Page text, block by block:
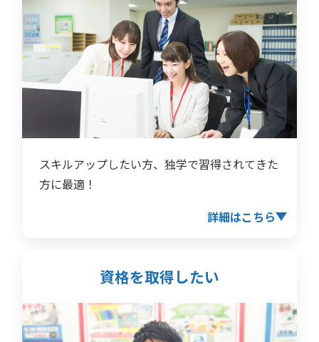
スキルアップしたい方、独学で習得されてきた
方に最適！
詳細はこちら
資格を取得したい